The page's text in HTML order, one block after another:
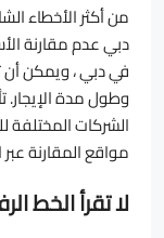
من أكثر الأخطاء
دبي عدم مقارنة
في دبي ، ويمكن أن
وطول مدة
الشركات
مواقع المقارنة عبر
لا تقرأ الخط